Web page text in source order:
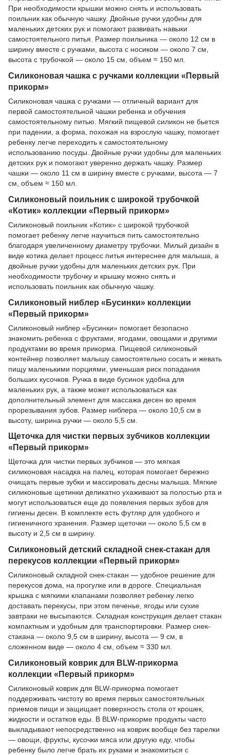
При необходимости крышки можно снять и использовать
поильник как обычную чашку. Двойные ручки удобны для
маленьких детских рук и помогают развивать навыки
самостоятельного питья. Размер поильника — около 12 см в
ширину вместе с ручками, высота с носиком — около 7 см,
высота с трубочкой — около 15 см, объем ≈ 150 мл.
Силиконовая чашка с ручками коллекции «Первый
прикорм»
Силиконовая чашка с ручками — отличный вариант для
первой самостоятельной чашки ребенка и обучения
самостоятельному питью. Мягкий пищевой силикон не бьется
при падении, а форма, похожая на взрослую чашку, помогает
ребенку легче переходить к самостоятельному
использованию посуды. Двойные ручки удобны для маленьких
детских рук и помогают уверенно держать чашку. Размер
чашки — около 11 см в ширину вместе с ручками, высота — 7
см, объем ≈ 150 мл.
Силиконовый поильник с широкой трубочкой
«Котик» коллекции «Первый прикорм»
Силиконовый поильник «Котик» с широкой трубочкой
помогает ребенку легче научиться пить самостоятельно
благодаря увеличенному диаметру трубочки. Милый дизайн в
виде котика делает процесс питья интереснее для малыша, а
двойные ручки удобны для маленьких детских рук. При
необходимости трубочку и крышку можно снять и
использовать поильник как обычную чашку.
Силиконовый ниблер «Бусинки» коллекции
«Первый прикорм»
Силиконовый ниблер «Бусинки» помогает безопасно
знакомить ребенка с фруктами, ягодами, овощами и другими
продуктами во время прикорма. Пищевой силиконовый
контейнер позволяет малышу самостоятельно сосать и жевать
пищу маленькими порциями, уменьшая риск попадания
больших кусочков. Ручка в виде бусинок удобна для
маленьких рук, а также может использоваться как
дополнительный элемент для массажа десен во время
прорезывания зубов. Размер ниблера — около 10,5 см в
высоту, ширина ручки — около 5,5 см.
Щеточка для чистки первых зубчиков коллекции
«Первый прикорм»
Щеточка для чистки первых зубчиков — это мягкая
силиконовая насадка на палец, которая помогает бережно
очищать первые зубки и массировать десны малыша. Мягкие
силиконовые щетинки деликатно ухаживают за полостью рта и
могут использоваться еще до появления первых зубов для
гигиены десен. В комплекте есть футляр для удобного и
гигиеничного хранения. Размер щеточки — около 5,5 см в
высоту и 2,5 см в ширину.
Силиконовый детский складной снек-стакан для
перекусов коллекции «Первый прикорм»
Силиконовый складной снек-стакан — удобное решение для
перекусов дома, на прогулке или в дороге. Специальная
крышка с мягкими клапанами позволяет ребенку легко
доставать перекусы, при этом печенье, ягоды или сухие
завтраки не высыпаются. Складная конструкция делает стакан
компактным и удобным для транспортировки. Размер снек-
стакана — около 9,5 см в ширину, высота — 9 см, в
сложенном виде — около 4 см, объем ≈ 330 мл.
Силиконовый коврик для BLW-прикорма
коллекции «Первый прикорм»
Силиконовый коврик для BLW-прикорма помогает
поддерживать чистоту во время первых самостоятельных
приемов пищи и защищает поверхность стола от крошек,
жидкости и остатков еды. В BLW-прикорме продукты часто
выкладывают непосредственно на коврик вообще без тарелки
— овощи, фрукты, кусочки мяса или другую еду, чтобы
ребенку было легче брать их руками и знакомиться с